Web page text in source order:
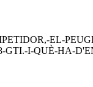
EL-
I-QUÈ-HA-